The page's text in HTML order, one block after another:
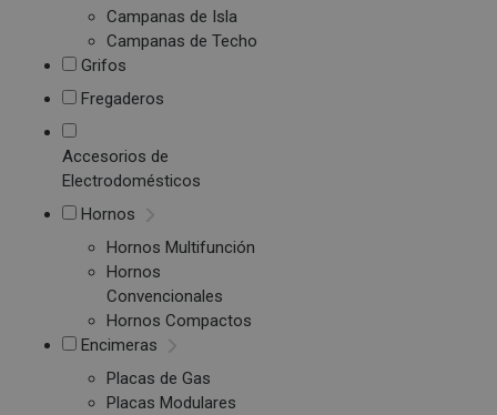
Campanas de Isla
Campanas de Techo
Grifos
Fregaderos
Accesorios de
Electrodomésticos
Hornos
Hornos Multifunción
Hornos
Convencionales
Hornos Compactos
Encimeras
Placas de Gas
Placas Modulares